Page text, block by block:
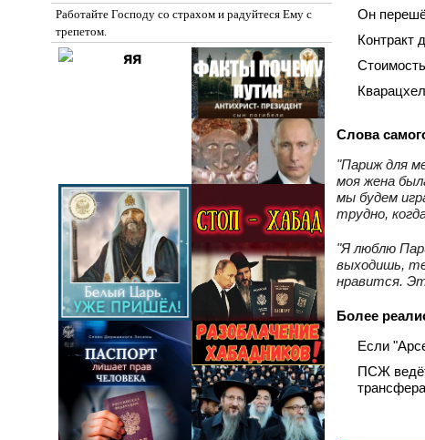
Работайте Господу со страхом и радуйтеся Ему с
трепетом.
Он
Контракт
Слова
"Париж для
моя жена
мы будем
трудно,
"Я люблю
выходишь,
нравится.
Более
Если
ПСЖ